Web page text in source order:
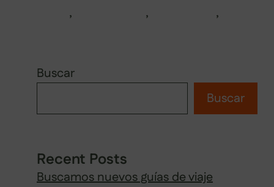
, ,
,
Buscar
Buscar
Recent Posts
Buscamos nuevos guías de viaje